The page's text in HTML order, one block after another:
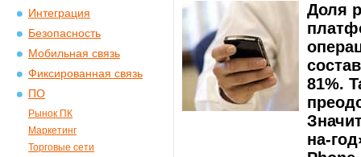
Интеграция
Безопасность
Мобильная связь
Фиксированная связь
ПО
Рынок ПК
Маркетинг
Торговые сети
Доля
81%.
на-